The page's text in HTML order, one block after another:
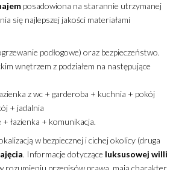
posadowiona na starannie utrzymanej
się najlepszej jakości materiałami
podłogowe) oraz bezpieczeństwo.
wnętrzem z podziałem na następujące
z wc + garderoba + kuchnia + pokój
+ jadalnia
łazienka + komunikacja.
w bezpiecznej i cichej okolicy (druga
. Informacje dotyczące luksusowej willi